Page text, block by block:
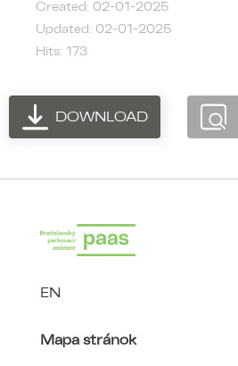
Created: 02-01-2025
Updated: 02-01-2025
Hits: 173
DOWNLOAD
EN
Mapa stránok